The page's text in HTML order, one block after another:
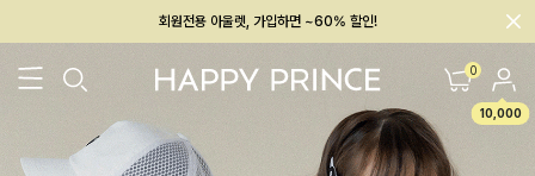
회원전용 아울렛, 가입하면 ~60% 할인!
멤버십 최대 28,000원 혜택 0
10,000
26SS 신상 BEST BABY[6~12M] 아우터/상의 하의/레깅스